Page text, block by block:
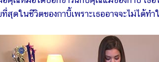
สุดในชีวิตของกาบี้เพราะเธออาจจะไม่ได้ท